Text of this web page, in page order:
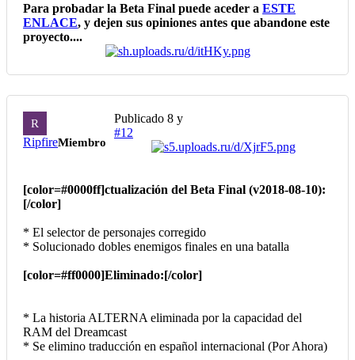
Para probadar la Beta Final puede aceder a ESTE
ENLACE, y dejen sus opiniones antes que abandone este
proyecto....
R
RipfireMiembro
Publicado 8 y
#12
[color=#0000ff]ctualización del Beta Final (v2018-08-10):
[/color]
* El selector de personajes corregido
* Solucionado dobles enemigos finales en una batalla
[color=#ff0000]Eliminado:[/color]
* La historia ALTERNA eliminada por la capacidad del
RAM del Dreamcast
* Se elimino traducción en español internacional (Por Ahora)